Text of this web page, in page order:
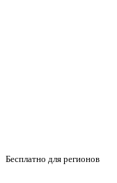
Бесплатно для регионов